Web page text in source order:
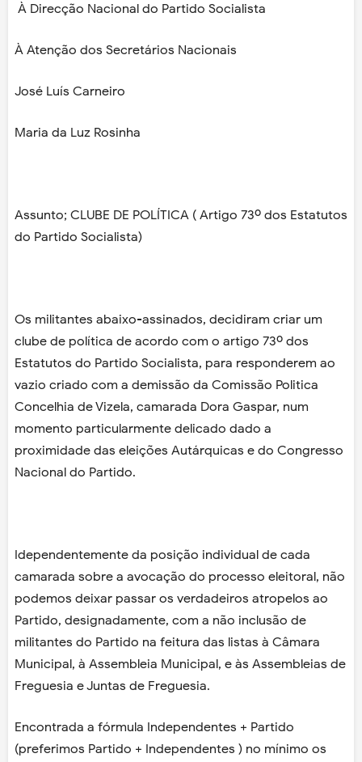
À Direcção Nacional do Partido Socialista
À Atenção dos Secretários Nacionais
José Luís Carneiro
Maria da Luz Rosinha
Assunto; CLUBE DE POLÍTICA ( Artigo 73º dos Estatutos
do Partido Socialista)
Os militantes abaixo-assinados, decidiram criar um
clube de política de acordo com o artigo 73º dos
Estatutos do Partido Socialista, para responderem ao
vazio criado com a demissão da Comissão Politica
Concelhia de Vizela, camarada Dora Gaspar, num
momento particularmente delicado dado a
proximidade das eleições Autárquicas e do Congresso
Nacional do Partido.
Idependentemente da posição individual de cada
camarada sobre a avocação do processo eleitoral, não
podemos deixar passar os verdadeiros atropelos ao
Partido, designadamente, com a não inclusão de
militantes do Partido na feitura das listas à Câmara
Municipal, à Assembleia Municipal, e às Assembleias de
Freguesia e Juntas de Freguesia.
Encontrada a fórmula Independentes + Partido
(preferimos Partido + Independentes ) no mínimo os